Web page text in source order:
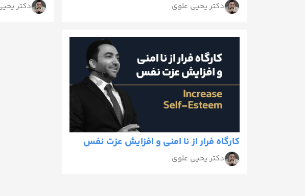
دکتر یحیی علوی دکتر
کارگاه فرار از نا امنی و افزایش عزت نفس
دکتر یحیی علوی